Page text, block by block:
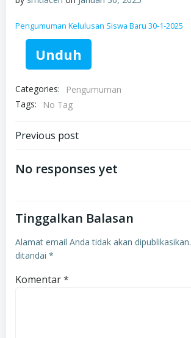
Pengumuman Kelulusan Siswa Baru 30-1-2025
Unduh
Categories:
Pengumuman
Tags:
No Tag
Post
navigation
Previous post
No responses yet
Tinggalkan Balasan
Alamat email Anda tidak akan dipublikasikan.
ditandai *
Komentar*